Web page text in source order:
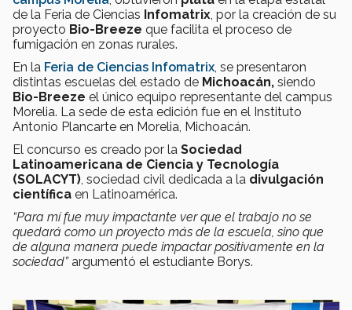
de la Feria de Ciencias Infomatrix , por la creación de su
proyecto Bio-Breeze que facilita el proceso de
fumigación en zonas rurales.
En la Feria de Ciencias Infomatrix , se presentaron
distintas escuelas del estado de Michoacán, siendo
Bio-Breeze el único equipo representante del campus
Morelia. La sede de esta edición fue en el Instituto
Antonio Plancarte en Morelia, Michoacán.
El concurso es creado por la Sociedad
Latinoamericana de Ciencia y Tecnología
(SOLACYT) , sociedad civil dedicada a la divulgación
científica en Latinoamérica.
“Para mí fue muy impactante ver que el trabajo no se
quedará como un proyecto más de la escuela, sino que
de alguna manera puede impactar positivamente en la
sociedad”argumentó el estudiante Borys.